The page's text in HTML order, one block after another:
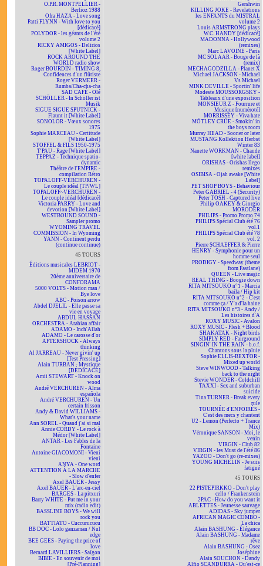
O.P.R. MONTPELLIER -
Berlioz 1988
Ofra HAZA - Love song
Patti FLYNN - With love to you
[dédicacé]
POLYDOR - les géants de l'été
volume 2
RICKY AMIGOS - Delirios
[White Label]
ROCK AROUND THE
WORLD radio show
Roger BOURDIN - TIMING 8,
Confidences d'un flûtiste
Roger VERMEER -
Rumba/Cha-cha-cha
SAD CAFÉ - Olé
SCHÖLLER - In Schöller ist
Musik
SIGUE SIGUE SPUTNICK -
Flaunt it [White Label]
SONOLOR - Vœux sonores
1975
Sophie MARCEAU - Certitude
[White Label]
STOFFEL & FILS 1950-1975
T'PAU - Rage [White Label]
TEPPAZ - Technique spatio-
dynamic
Théâtre de l'EMPIRE -
compilation Rétro
TOPALOFF-VERCHUREN -
Le couple idéal [TP/WL]
TOPALOFF~VERCHUREN -
Le couple idéal [dédicacé]
Victoria PARRY - Love and
devotion [White Label]
WESTBOUND SOUND -
Sampler promo
WYOMING TRAVEL
COMMISSION - In Wyoming
YANN - Continent perdu
(continue continue)
45 TOURS
Éditions musicales LEBRIOT -
MIDEM 1970
20ème anniversaire de
CONFORAMA
5000 VOLTS - Motion man /
Bye love
ABC - Poison arrow
Abdel DJELIL - Elle passe sa
vie en voyage
ABDUL HASSAN
ORCHESTRA - Arabian affair
ADAMO - Inch'Allah
ADAMO - Le carosse d'or
AFTERSHOCK - Always
thinking
Al JARREAU - Never givin' up
[Test Pressing]
Alain TURBAN - Mystique
[DÉDICACÉ]
Amii STEWART - Knock on
wood
André VERCHUREN - Alma
española
André VERCHUREN - Un
certain frisson
Andy & David WILLIAMS -
What's your name
Ann SOREL - Quand j'ai si mal
Annie CORDY - Le rock à
Médor [White Label]
ANTAR - Les Fables de la
Fontaine
Antoine GIACOMONI - Vieni
vieni
ANYA - One word
ATTENTION À LA MARCHE
- Slow d'enfer
Axel BAUER - Jessy
Axel BAUER - L'arc-en-ciel
BARGES - La pitxuri
Barry WHITE - Put me in your
mix (radio edit)
BASSLINE BOYS - We will
rock you
BATTIATO - Cuccurucucu
BB DOC - Lolo ganzaman / Nul
edge
BEE GEES - Paying the price of
love
Bernard LAVILLIERS - Saïgon
BIBIE - En souvenir de moi
[Pré-Planning]
Gershwin
KILLING JOKE - Revelations
les ENFANTS du MISTRAL
volume 2
Louis ARMSTRONG plays
W.C. HANDY [dédicacé]
MADONNA - Hollywood
(remixes)
Marc LAVOINE - Paris
MC SOLAAR - Bouge de là
(remix)
MECHAGODZILLA - Planet X
Michael JACKSON - Michael
Vs Michael
MINK DEVILLE - Sportin' life
Modeste MOUSSORGSKY -
Tableaux d'une exposition
MONSIEUR Z - Fourrure et
Musique [numéroté]
MORRISSEY - Viva hate
MÖTLEY CRÜE - Smokin' in
the boys room
Murray HEAD - Sooner or later
MUSTANG Kollektion Herbst
Winter 83
Nanette WORKMAN - Chaude
[white label]
ORISHAS - Orishas llego
remixes
OSIBISA - Ojah awake [White
Label]
PET SHOP BOYS - Behaviour
Peter GABRIEL - 4 (Security)
Peter TOSH - Captured live
Philip OAKEY & Giorgio
MORODER
PHILIPS - Promo Promo 74
PHILIPS Spécial Club été 76
vol.1
PHILIPS Spécial Club été 78
vol. 2
Pierre SCHAEFFER & Pierre
HENRY - Symphonie pour un
homme seul
PRODIGY - Speedway (theme
from Fastlane)
QUEEN - Live magic
REAL THING - Boogie down
RITA MITSOUKO n°1 - Marcia
baila / Hip kit
RITA MITSOUKO n°2 - C'est
comme ça / Y'a d'la haine
RITA MITSOUKO n°3 - Andy /
Les histoires d'A
ROXY MUSIC - Avalon
ROXY MUSIC - Flesh + Blood
SHAKATAK - Night birds
SIMPLY RED - Fairground
SINGIN' IN THE RAIN - b.o.f.
Chantons sous la pluie
Sophie ELLIS-BEXTOR -
Mixed up world
Steve WINWOOD - Talking
back to the night
Stevie WONDER - Coldchill
TAXXI - Sex and suburban
suicide
Tina TURNER - Break every
rule
TOURNÉE d'ENFOIRÉS -
C'est des mecs y chantent
U2 - Lemon (Perfecto + Trance
Mix)
Véronique SANSON - Moi, le
venin
VIRGIN - Club 82
VIRGIN - les Must de l'été 86
YAZOO - Don't go (re-mixes)
YOUNG MICHELIN - Je suis
fatigué
45 TOURS
22 PISTEPIRKKO - Don't play
cello / Frankenstein
2PAC - How do you want it
ABLETTES - Jeunesse sauvage
ADIDAS - Sky jumper
AFRICAN MAGIC COMBO -
La chica
Alain BASHUNG - Élégance
Alain BASHUNG - Madame
rêve
Alain BASHUNG - Osez
Joséphine
Alain SOUCHON - Dandy
Alfio SCANDURRA - Qu'est-ce